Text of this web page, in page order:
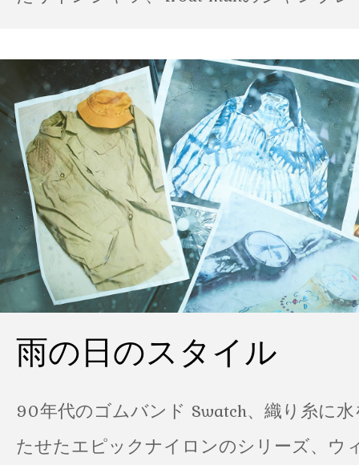
雨の日のスタイル
90年代のゴムバンド Swatch、織り糸に
たせたエピックナイロンのシリーズ、ウ